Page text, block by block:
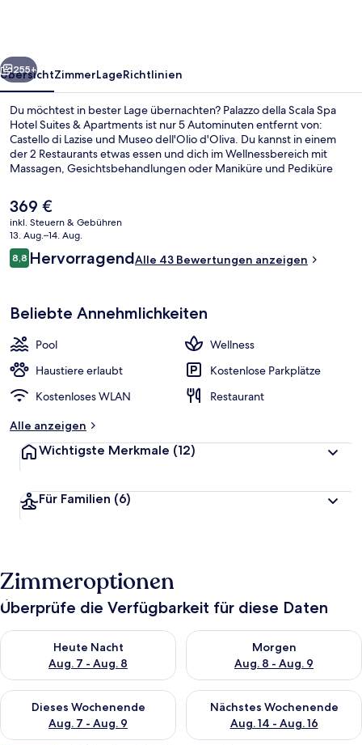
&
Apartments
Weiter
255+
ÜbersichtZimmerLageRichtlinien
Du möchtest in bester Lage übernachten? Palazzo della Scala Spa
Hotel Suites & Apartments ist nur 5 Autominuten entfernt von:
Castello di Lazise und Museo dell'Olio d'Oliva. Du kannst in einem
der 2 Restaurants etwas essen und dich im Wellnessbereich mit
Massagen, Gesichtsbehandlungen oder Maniküre und Pediküre
Poolbar und Fitnessmöglichkeiten.
Der
aktuelle
Preis
beträgt
369 €.
369 €
inkl. Steuern & Gebühren
13. Aug.–14. Aug.
Bewertungen
8,88,8 von 10.
HervorragendAlle 43 Bewertungen anzeigen
Beliebte Annehmlichkeiten
Pool
Wellness
Haustiere erlaubt
Kostenlose Parkplätze
Kostenloses WLAN
Restaurant
Alle anzeigen
Wichtigste Merkmale (12)
Für Familien (6)
Zimmeroptionen
Überprüfe die Verfügbarkeit für diese Daten
Heute Nacht
Aug. 7 - Aug. 8
Überprüfe die Verfügbarkeit für heute Nacht, Aug. 7 - Aug. 8.
Morgen
Aug. 8 - Aug. 9
Überprüfe die Verfügbarkeit
Dieses Wochenende
Aug. 7 - Aug. 9
Überprüfe die Verfügbarkeit für dieses Wochenende, Aug. 7
Nächstes Wochenende
Aug. 14 - Aug. 16
Überprüfe die Verfügbarkeit